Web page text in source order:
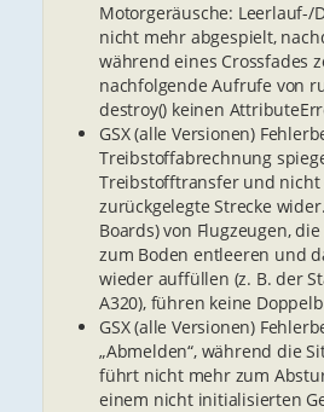
Motorgeräusche: Leerlauf-/
nicht mehr abgespielt,
während eines Crossfades
nachfolgende Aufrufe von
destroy() keinen
GSX (alle Versionen)
Treibstoffabrechnung
Treibstofftransfer und nicht
zurückgelegte Strecke
Boards) von Flugzeugen,
zum Boden entleeren und
wieder auffüllen (z. B. der
A320), führen keine
GSX (alle Versionen)
„Abmelden“, während die
führt nicht mehr zum
einem nicht initialisierten